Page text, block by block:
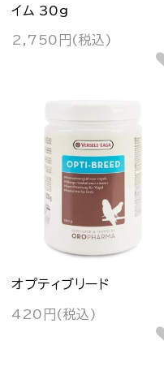
イム 30g
2,750円(税込)
オプティブリード
420円(税込)